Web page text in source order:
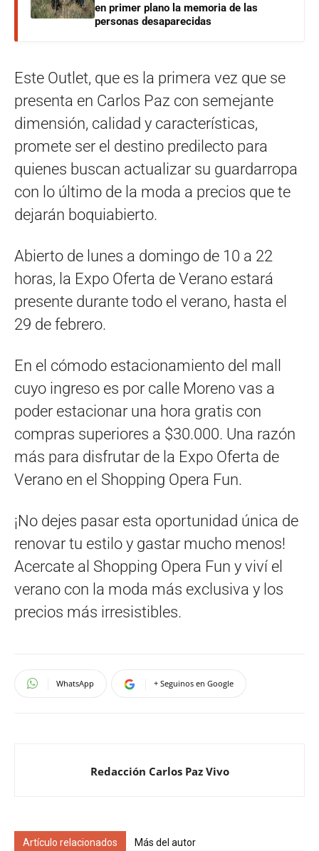
en primer plano la memoria de las
personas desaparecidas
Este Outlet, que es la primera vez que se
presenta en Carlos Paz con semejante
dimensión, calidad y características,
promete ser el destino predilecto para
quienes buscan actualizar su guardarropa
con lo último de la moda a precios que te
dejarán boquiabierto.
Abierto de lunes a domingo de 10 a 22
horas, la Expo Oferta de Verano estará
presente durante todo el verano, hasta el
29 de febrero.
En el cómodo estacionamiento del mall
cuyo ingreso es por calle Moreno vas a
poder estacionar una hora gratis con
compras superiores a $30.000. Una razón
más para disfrutar de la Expo Oferta de
Verano en el Shopping Opera Fun.
¡No dejes pasar esta oportunidad única de
renovar tu estilo y gastar mucho menos!
Acercate al Shopping Opera Fun y viví el
verano con la moda más exclusiva y los
precios más irresistibles.
WhatsApp + Seguinos en Google
Redacción Carlos Paz Vivo
Artículo relacionados Más del autor